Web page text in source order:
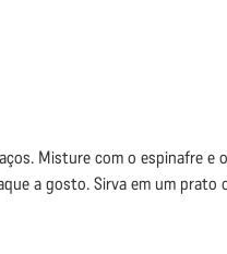
Misture com o espinafre
a gosto. Sirva em um prato